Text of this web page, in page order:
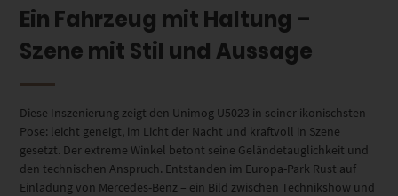
Ein Fahrzeug mit Haltung –
Szene mit Stil und Aussage
Diese Inszenierung zeigt den Unimog U5023 in seiner ikonischsten
Pose: leicht geneigt, im Licht der Nacht und kraftvoll in Szene
gesetzt. Der extreme Winkel betont seine Geländetauglichkeit und
den technischen Anspruch. Entstanden im Europa-Park Rust auf
Einladung von Mercedes-Benz – ein Bild zwischen Technikshow und